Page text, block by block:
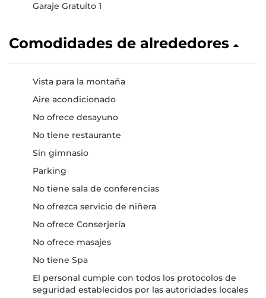
Garaje Gratuito 1
Comodidades de alrededores
Vista para la montaña
Aire acondicionado
No ofrece desayuno
No tiene restaurante
Sin gimnasio
Parking
No tiene sala de conferencias
No ofrezca servicio de niñera
No ofrece Conserjería
No ofrece masajes
No tiene Spa
El personal cumple con todos los protocolos de
seguridad establecidos por las autoridades locales